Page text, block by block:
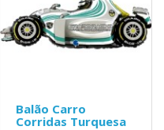
Balão Carro
Corridas Turquesa